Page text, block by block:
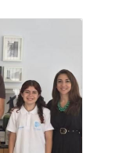
pela
a Festa
para
pelo
à Valentina
no